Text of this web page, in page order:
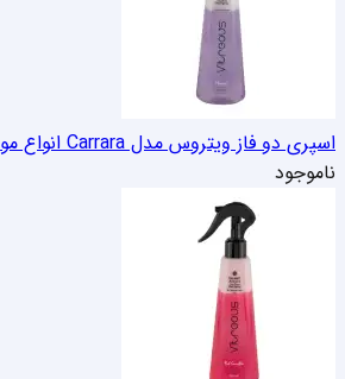
اسپری دو فاز ویتروس مدل Carrara انواع مو
ناموجود